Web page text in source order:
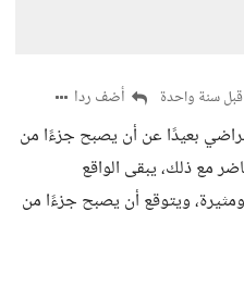
قبل سنة واحدة أضف ردا
بعيدًا عن أن يصبح جزءًا من
مع ذلك، يبقى الواقع
ويتوقع أن يصبح جزءًا من